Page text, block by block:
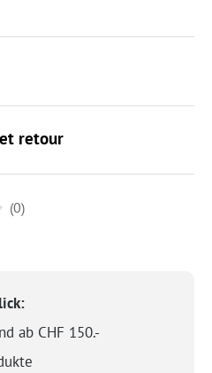
retour
(0)
ab CHF 150.-